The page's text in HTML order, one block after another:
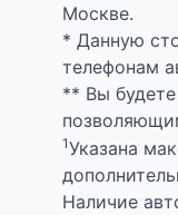
Москве.
* Данную
телефонам
** Вы
1Указана
Наличие